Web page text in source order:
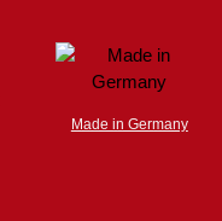
Made in Germany